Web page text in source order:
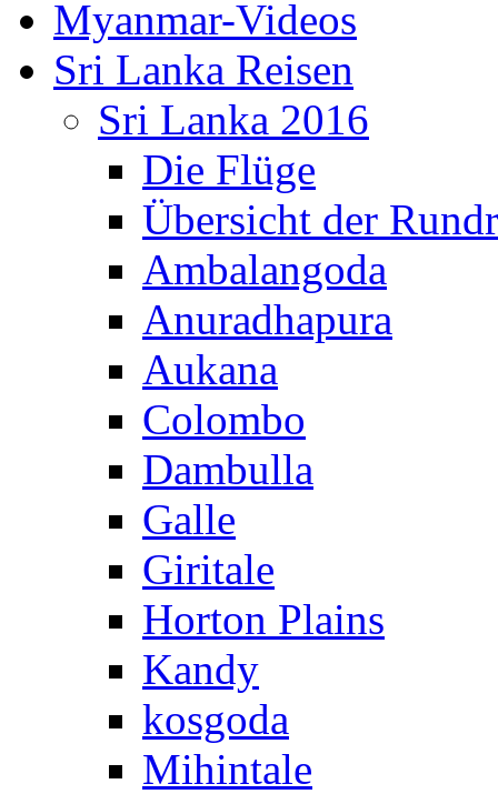
Myanmar-Videos
Sri Lanka Reisen
Sri Lanka 2016
Die Flüge
Übersicht der
Ambalangoda
Anuradhapura
Aukana
Colombo
Dambulla
Galle
Giritale
Horton Plains
Kandy
kosgoda
Mihintale